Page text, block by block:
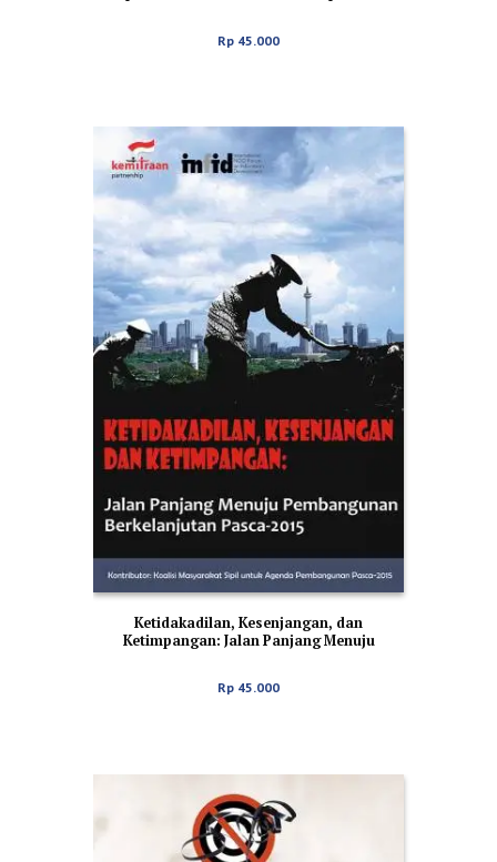
Rp 45.000
Ketidakadilan, Kesenjangan, dan
Ketimpangan: Jalan Panjang Menuju
Rp 45.000